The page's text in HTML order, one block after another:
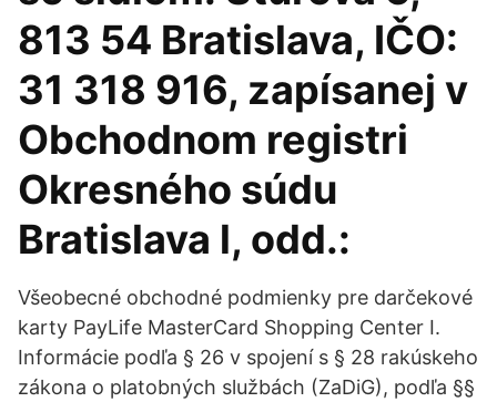
813 54 Bratislava, IČO:
31 318 916, zapísanej v
Obchodnom registri
Okresného súdu
Bratislava l, odd.:
Všeobecné obchodné podmienky pre darčekové
karty PayLife MasterCard Shopping Center I.
Informácie podľa § 26 v spojení s § 28 rakúskeho
zákona o platobných službách (ZaDiG), podľa §§